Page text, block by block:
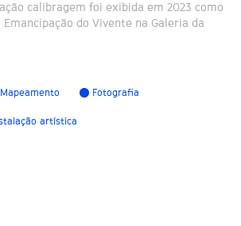
calibragem foi exibida em 2023 como
do Vivente na Galeria da
Mapeamento Fotografia
artística